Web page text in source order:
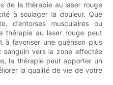
de la thérapie au laser rouge
à soulager la douleur. Que
d’entorses musculaires ou
thérapie au laser rouge peut
à favoriser une guérison plus
sanguin vers la zone affectée
la thérapie peut apporter un
la qualité de vie de votre